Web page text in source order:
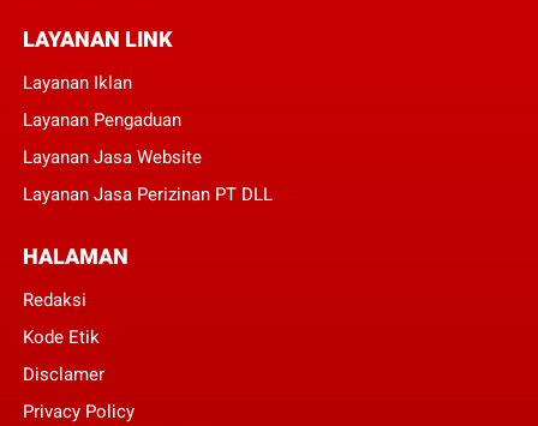
LAYANAN LINK
Layanan Iklan
Layanan Pengaduan
Layanan Jasa Website
Layanan Jasa Perizinan PT DLL
HALAMAN
Redaksi
Kode Etik
Disclamer
Privacy Policy